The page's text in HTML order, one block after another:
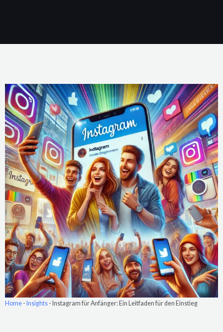
Home - Insights - Instagram für Anfänger: Ein Leitfaden für den Einstieg